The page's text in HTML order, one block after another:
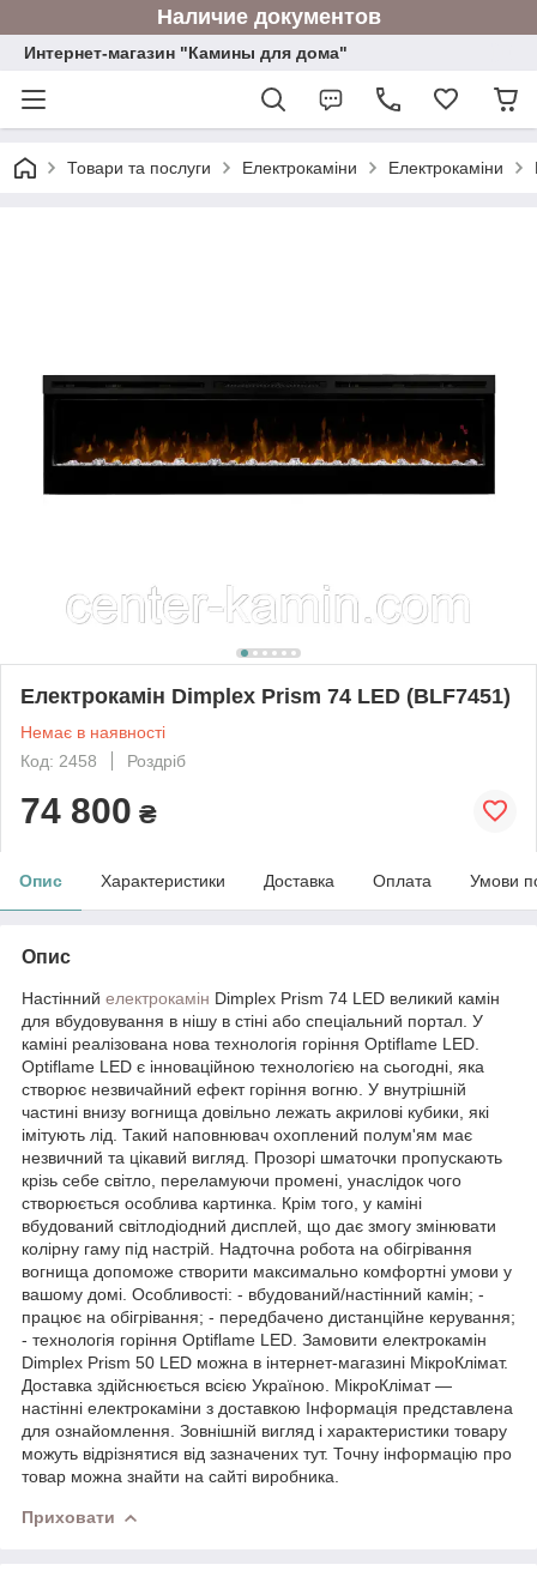
Наличие документов
Интернет-магазин "Камины для дома"
Товари та послуги Електрокаміни Електрокаміни
Електрокамін Dimplex Prism 74 LED (BLF7451)
Немає в наявності
Код: 2458
Роздріб
74 800 ₴
Опис Характеристики Доставка Оплата Умови
Опис
Настінний електрокамін Dimplex Prism 74 LED великий камін
для вбудовування в нішу в стіні або спеціальний портал. У
каміні реалізована нова технологія горіння Optiflame LED.
Optiflame LED є інноваційною технологією на сьогодні, яка
створює незвичайний ефект горіння вогню. У внутрішній
частині внизу вогнища довільно лежать акрилові кубики, які
імітують лід. Такий наповнювач охоплений полум'ям має
незвичний та цікавий вигляд. Прозорі шматочки пропускають
крізь себе світло, переламуючи промені, унаслідок чого
створюється особлива картинка. Крім того, у каміні
вбудований світлодіодний дисплей, що дає змогу змінювати
колірну гаму під настрій. Надточна робота на обігрівання
вогнища допоможе створити максимально комфортні умови у
вашому домі. Особливості: - вбудований/настінний камін; -
працює на обігрівання; - передбачено дистанційне керування;
- технологія горіння Optiflame LED. Замовити електрокамін
Dimplex Prism 50 LED можна в інтернет-магазині МікроКлімат.
Доставка здійснюється всією Україною. МікроКлімат —
настінні електрокаміни з доставкою Інформація представлена
для ознайомлення. Зовнішній вигляд і характеристики товару
можуть відрізнятися від зазначених тут. Точну інформацію про
товар можна знайти на сайті виробника.
Приховати